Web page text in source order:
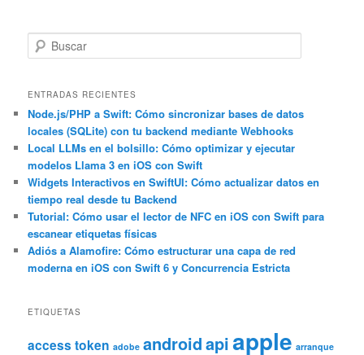
u
c
a
r
ENTRADAS RECIENTES
Node.js/PHP a Swift: Cómo sincronizar bases de datos
locales (SQLite) con tu backend mediante Webhooks
Local LLMs en el bolsillo: Cómo optimizar y ejecutar
modelos Llama 3 en iOS con Swift
Widgets Interactivos en SwiftUI: Cómo actualizar datos en
tiempo real desde tu Backend
Tutorial: Cómo usar el lector de NFC en iOS con Swift para
escanear etiquetas físicas
Adiós a Alamofire: Cómo estructurar una capa de red
moderna en iOS con Swift 6 y Concurrencia Estricta
ETIQUETAS
access token adobe androidapiapple arranque